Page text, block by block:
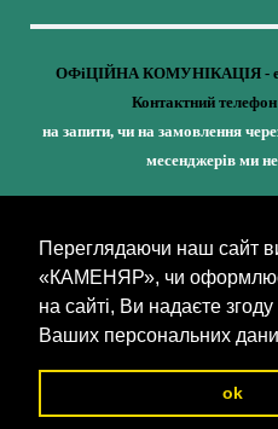
Переглядаючи наш сайт
«КАМЕНЯР», чи
на сайті, Ви надаєте
Ваших персональних
ok
ОФіЦІЙНА КОМУНІКАЦІЯ -
Контактний
на запити, чи на замовлення
месенджерів ми
Кожне наше видання -
у збереження ідентичності